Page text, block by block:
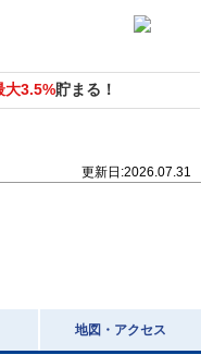
大3.5%貯まる！
更新日:2026.07.31
地図・アクセス